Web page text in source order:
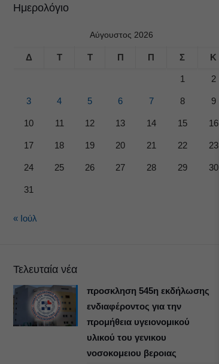
Ημερολόγιο
Αύγουστος 2026
Δ Τ Τ Π Π Σ Κ
1 2
3 4 5 6 7 8 9
10 11 12 13 14 15 16
17 18 19 20 21 22 23
24 25 26 27 28 29 30
31
« Ιούλ
Τελευταία νέα
προσκληση 545η εκδήλωσης
ενδιαφέροντος για την
προμήθεια υγειονομικού
υλικού του γενικου
νοσοκομειου βεροιας